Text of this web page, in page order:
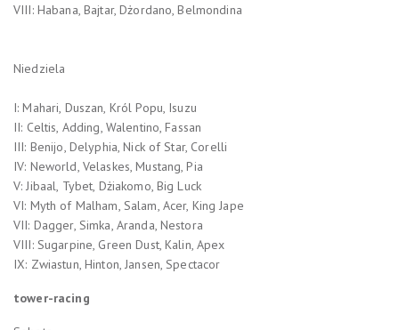
VIII: Habana, Bajtar, Dżordano, Belmondina
Niedziela
I: Mahari, Duszan, Król Popu, Isuzu
II: Celtis, Adding, Walentino, Fassan
III: Benijo, Delyphia, Nick of Star, Corelli
IV: Neworld, Velaskes, Mustang, Pia
V: Jibaal, Tybet, Dżiakomo, Big Luck
VI: Myth of Malham, Salam, Acer, King Jape
VII: Dagger, Simka, Aranda, Nestora
VIII: Sugarpine, Green Dust, Kalin, Apex
IX: Zwiastun, Hinton, Jansen, Spectacor
tower-racing